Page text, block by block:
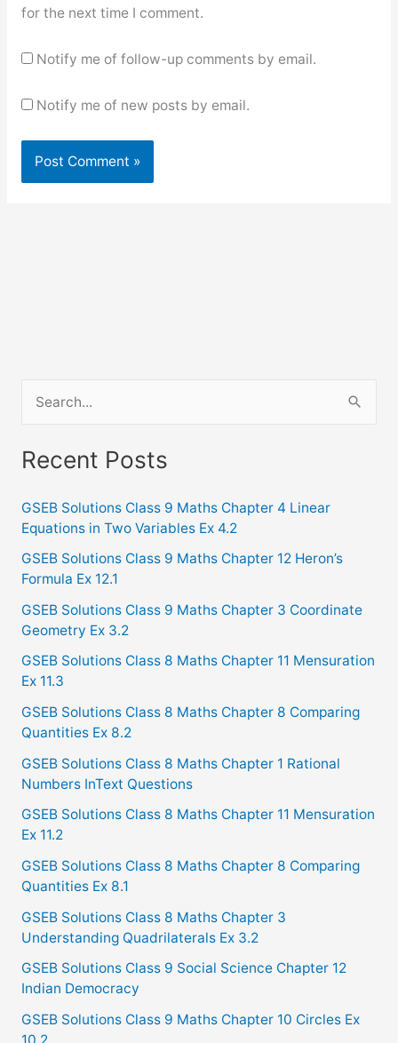
for the next time I comment.
Notify me of follow-up comments by email.
Notify me of new posts by email.
a
c
h
f
o
r
:
Recent Posts
GSEB Solutions Class 9 Maths Chapter 4 Linear
Equations in Two Variables Ex 4.2
GSEB Solutions Class 9 Maths Chapter 12 Heron’s
Formula Ex 12.1
GSEB Solutions Class 9 Maths Chapter 3 Coordinate
Geometry Ex 3.2
GSEB Solutions Class 8 Maths Chapter 11 Mensuration
Ex 11.3
GSEB Solutions Class 8 Maths Chapter 8 Comparing
Quantities Ex 8.2
GSEB Solutions Class 8 Maths Chapter 1 Rational
Numbers InText Questions
GSEB Solutions Class 8 Maths Chapter 11 Mensuration
Ex 11.2
GSEB Solutions Class 8 Maths Chapter 8 Comparing
Quantities Ex 8.1
GSEB Solutions Class 8 Maths Chapter 3
Understanding Quadrilaterals Ex 3.2
GSEB Solutions Class 9 Social Science Chapter 12
Indian Democracy
GSEB Solutions Class 9 Maths Chapter 10 Circles Ex